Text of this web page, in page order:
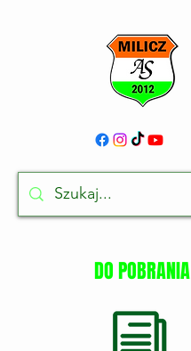
DO POBRANIA